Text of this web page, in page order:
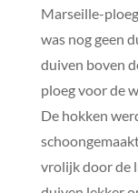
Marseille-
was nog geen
duiven boven
ploeg voor de
De hokken
vrolijk door de